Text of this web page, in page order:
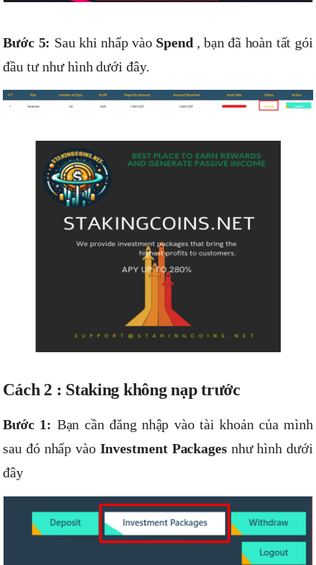
Bước 5: Sau khi nhấp vào Spend , bạn đã hoàn tất gói
đầu tư như hình dưới đây.
Cách 2 : Staking không nạp trước
Bước 1: Bạn cần đăng nhập vào tài khoản của mình
sau đó nhấp vào Investment Packages như hình dưới
đây